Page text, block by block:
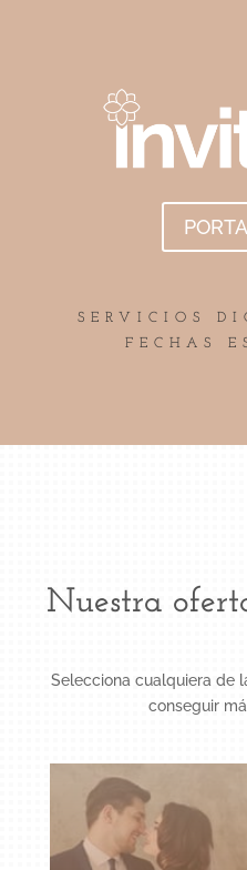
SERVICIOS
FECHAS
Nuestra
Selecciona cualquiera de
conseguir